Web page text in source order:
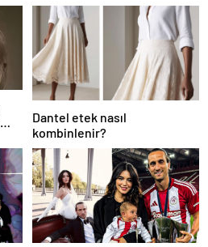
Dantel etek nasıl
kombinlenir?